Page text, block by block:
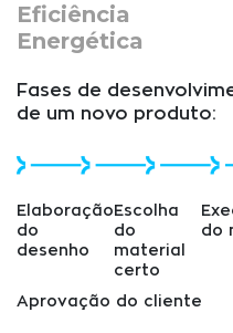
Eficiência
Energética
Fases de
de um novo produto:
Elaboração
do
desenho
Escolha
do
material
certo
do
Aprovação do cliente